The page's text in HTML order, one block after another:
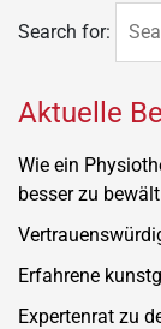
Search for:
Aktuelle
Wie ein
besser zu
Erfahrene
Expertenrat zu